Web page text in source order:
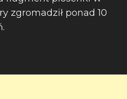
zgromadził ponad 10